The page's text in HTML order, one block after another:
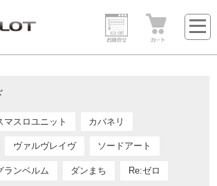
マスロユニット カバネリ
ヴァルヴレイヴ ソードアート
ランベルム ダンまち Re:ゼロ